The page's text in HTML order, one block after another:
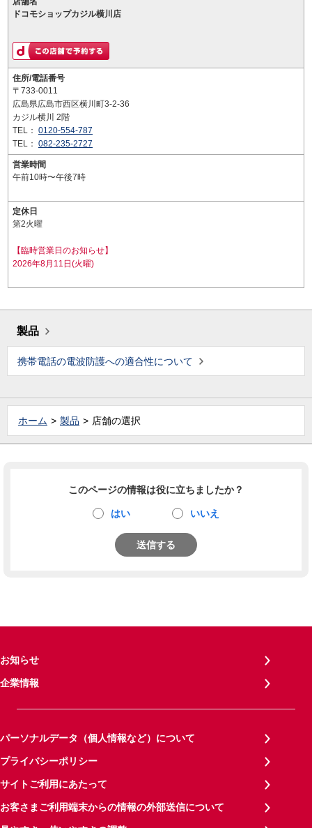
ドコモショップカジル横川店
住所/電話番号
〒733-0011
広島県広島市西区横川町3-2-36
カジル横川 2階
TEL： 0120-554-787
TEL： 082-235-2727
営業時間
午前10時〜午後7時
定休日
第2火曜
【臨時営業日のお知らせ】
2026年8月11日(火曜)
製品
携帯電話の電波防護への適合性について
ホーム 製品 店舗の選択
このページの情報は役に立ちましたか？
はい いいえ
送信する
お知らせ
企業情報
パーソナルデータ（個人情報など）について
プライバシーポリシー
サイトご利用にあたって
お客さまご利用端末からの情報の外部送信について